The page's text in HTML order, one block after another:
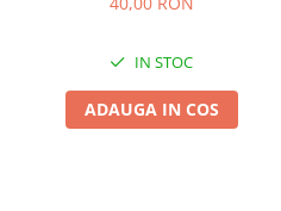
Ingrasaminte plante - CUTIE / KG
Ingrasaminte plante - FLORI - GEL
IN STOC
ADAUGA IN COS